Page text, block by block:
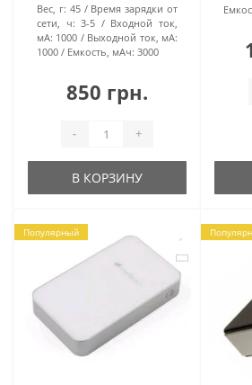
Вес, г: 45
Время зарядки от
сети, ч: 3-5
Входной ток,
мА: 1000
Выходной ток, мА:
1000
Емкость, мАч: 3000
850 грн.
- +
В КОРЗИНУ
Популярный